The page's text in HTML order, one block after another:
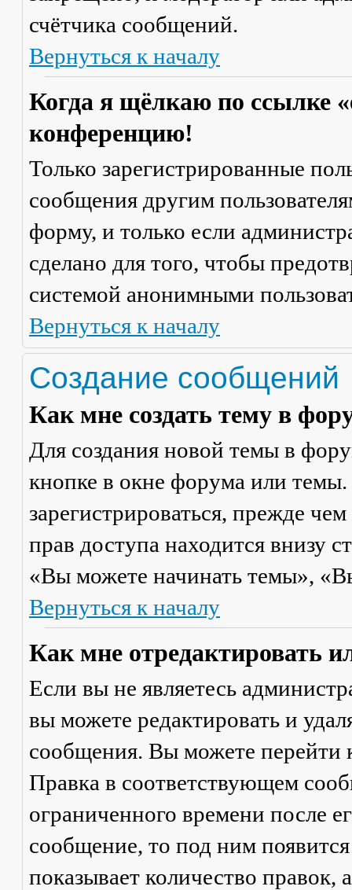
счётчика сообщений.
Вернуться к началу
Когда я щёлкаю по ссылке
конференцию!
Только зарегистрированные
сообщения другим
форму, и только если
сделано для того, чтобы
системой анонимными
Вернуться к началу
Создание сообщений
Как мне создать тему в
Для создания новой темы в
кнопке в окне форума или
зарегистрироваться, прежде
прав доступа находится внизу
«Вы можете начинать темы»,
Вернуться к началу
Как мне отредактировать
Если вы не являетесь
вы можете редактировать и
сообщения. Вы можете перейти
Правка в соответствующем
ограниченного времени после
сообщение, то под ним
показывает количество правок,